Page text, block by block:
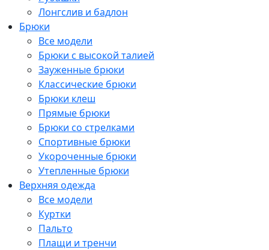
Лонгслив и бадлон
Брюки
Все модели
Брюки с высокой талией
Зауженные брюки
Классические брюки
Брюки клеш
Прямые брюки
Брюки со стрелками
Спортивные брюки
Укороченные брюки
Утепленные брюки
Верхняя одежда
Все модели
Куртки
Пальто
Плащи и тренчи